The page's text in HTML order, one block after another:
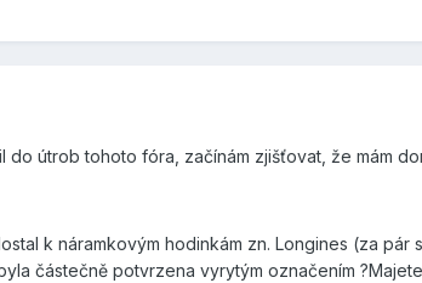
útrob tohoto fóra, začínám zjišťovat, že mám
k náramkovým hodinkám zn. Longines (za
částečně potvrzena vyrytým označením